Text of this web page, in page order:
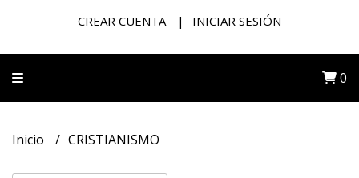
CREAR CUENTA INICIAR SESIÓN
0
Inicio CRISTIANISMO